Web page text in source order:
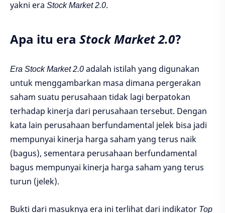
yakni era Stock Market 2.0.
Apa itu era Stock Market 2.0?
Era Stock Market 2.0adalah istilah yang digunakan
untuk menggambarkan masa dimana pergerakan
saham suatu perusahaan tidak lagi berpatokan
terhadap kinerja dari perusahaan tersebut. Dengan
kata lain perusahaan berfundamental jelek bisa jadi
mempunyai kinerja harga saham yang terus naik
(bagus), sementara perusahaan berfundamental
bagus mempunyai kinerja harga saham yang terus
turun (jelek).
Bukti dari masuknya era ini terlihat dari indikator Top